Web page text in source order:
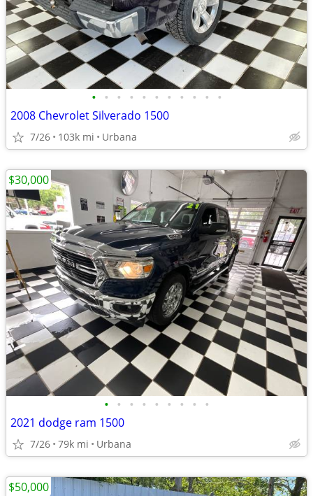
• • • • • • • • • • •
2008 Chevrolet Silverado 1500
7/26 103k mi Urbana
• • • • • • • • •
2021 dodge ram 1500
7/26 79k mi Urbana
$30,000
$50,000